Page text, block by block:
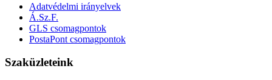
Adatvédelmi irányelvek
Á.Sz.F.
GLS csomagpontok
PostaPont csomagpontok
Szaküzleteink